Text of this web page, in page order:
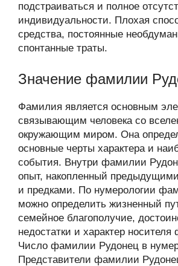
подстраиваться и полное
индивидуальности. Плохая
средства, постоянные
спонтанные траты.
Значение фамилии
Фамилия является основным
связывающим человека со
окружающим миром. Она
основные черты характера и
события. Внутри фамилии
опыт, накопленный
и предками. По нумерологии
можно определить жизненный
семейное благополучие,
недостатки и характер
Число фамилии Рудонец в
Представители фамилии